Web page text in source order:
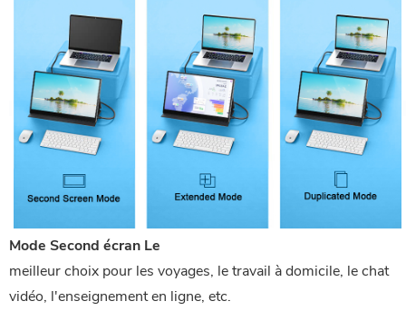
Mode Second écran Le
meilleur choix pour les voyages, le travail à domicile, le chat
vidéo, l'enseignement en ligne, etc.